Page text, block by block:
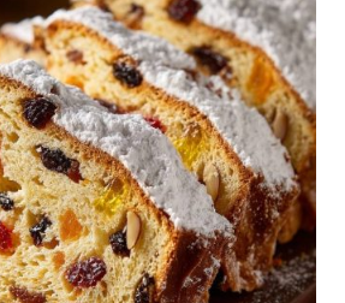
HERZEN:
WEICH
BACKEN